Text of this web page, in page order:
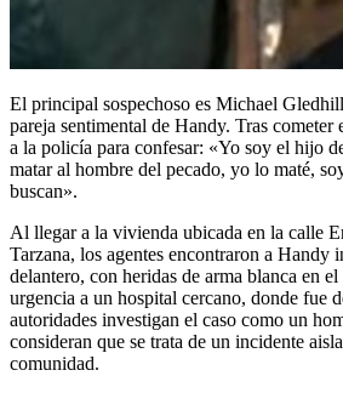
El principal sospechoso es Michael
pareja sentimental de Handy. Tras
a la policía para confesar: «Yo soy el hijo
matar al hombre del pecado, yo lo maté,
buscan».
Al llegar a la vivienda ubicada en la calle
Tarzana, los agentes encontraron a Handy
delantero, con heridas de arma blanca en
urgencia a un hospital cercano, donde fue
autoridades investigan el caso como un
consideran que se trata de un incidente
comunidad.